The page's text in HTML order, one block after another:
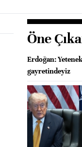
Öne
Erdoğan:
gayretindeyiz